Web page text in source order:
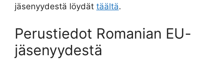
jäsenyydestä löydät täältä.
Perustiedot Romanian EU-
jäsenyydestä